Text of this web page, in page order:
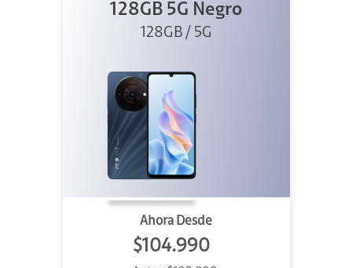
128GB 5G Negro
128GB / 5G
Ahora Desde
$104.990